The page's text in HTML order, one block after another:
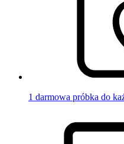
1 darmowa próbka do